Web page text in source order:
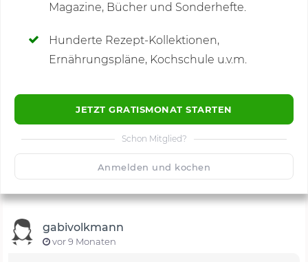
Magazine, Bücher und Sonderhefte.
Hunderte Rezept-Kollektionen,
Ernährungspläne, Kochschule u.v.m.
JETZT GRATISMONAT STARTEN
Schon Mitglied?
Anmelden und kochen
Kommentare(3)
🙂 Speichern
gabivolkmann
vor 9 Monaten